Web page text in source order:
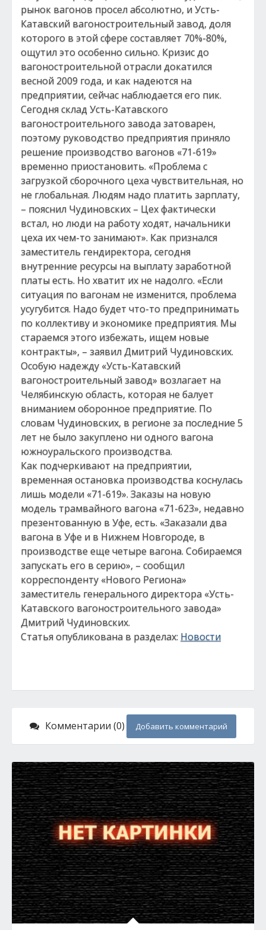
рынок вагонов просел абсолютно, и Усть-
Катавский вагоностроительный завод, доля
которого в этой сфере составляет 70%-80%,
ощутил это особенно сильно. Кризис до
вагоностроительной отрасли докатился
весной 2009 года, и как надеются на
предприятии, сейчас наблюдается его пик.
Сегодня склад Усть-Катавского
вагоностроительного завода затоварен,
поэтому руководство предприятия приняло
решение производство вагонов «71-619»
временно приостановить. «Проблема с
загрузкой сборочного цеха чувствительная, но
не глобальная. Людям надо платить зарплату,
– пояснил Чудиновских – Цех фактически
встал, но люди на работу ходят, начальники
цеха их чем-то занимают». Как признался
заместитель гендиректора, сегодня
внутренние ресурсы на выплату заработной
платы есть. Но хватит их не надолго. «Если
ситуация по вагонам не изменится, проблема
усугубится. Надо будет что-то предпринимать
по коллективу и экономике предприятия. Мы
стараемся этого избежать, ищем новые
контракты», – заявил Дмитрий Чудиновских.
Особую надежду «Усть-Катавский
вагоностроительный завод» возлагает на
Челябинскую область, которая не балует
вниманием оборонное предприятие. По
словам Чудиновских, в регионе за последние 5
лет не было закуплено ни одного вагона
южноуральского производства.
Как подчеркивают на предприятии,
временная остановка производства коснулась
лишь модели «71-619». Заказы на новую
модель трамвайного вагона «71-623», недавно
презентованную в Уфе, есть. «Заказали два
вагона в Уфе и в Нижнем Новгороде, в
производстве еще четыре вагона. Собираемся
запускать его в серию», – сообщил
корреспонденту «Нового Региона»
заместитель генерального директора «Усть-
Катавского вагоностроительного завода»
Дмитрий Чудиновских.
Статья опубликована в разделах: Новости
Комментарии (0) Добавить комментарий